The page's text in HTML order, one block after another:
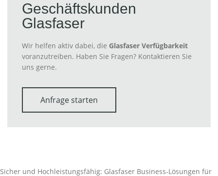
Geschäftskunden
Glasfaser
Wir helfen aktiv dabei, die Glasfaser Verfügbarkeit
voranzutreiben. Haben Sie Fragen? Kontaktieren Sie
uns gerne.
Anfrage starten
Sicher und Hochleistungsfähig: Glasfaser Business-Lösungen für